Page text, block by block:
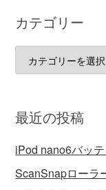
カテゴリー
テ
リ
ー
最近の投稿
iPod nano6バッ
ScanSnapローラ